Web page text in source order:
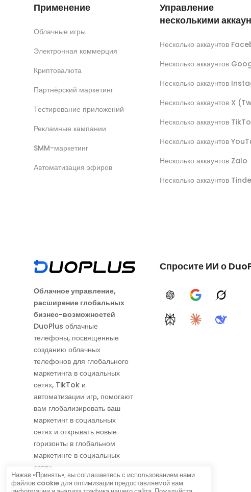
Применение
Облачные игры
Электронная коммерция
Криптовалюта
Партнёрский маркетинг
Тестирование приложений
Рекламные кампании
SMM-маркетинг
Автоматизация эфиров
Управление
несколькими
Несколько аккаунтов
Несколько аккаунтов
Несколько аккаунтов
Несколько аккаунтов X
Несколько аккаунтов
Несколько аккаунтов
Несколько аккаунтов Zalo
Несколько аккаунтов
Облачное управление,
расширение глобальных
бизнес-возможностей
DuoPlus облачные
телефоны, посвященные
созданию облачных
телефонов для глобального
маркетинга в социальных
сетях, TikTok и
автоматизации игр, помогают
вам глобализировать ваш
маркетинг в социальных
сетях и открывать новые
горизонты в глобальном
маркетинге в социальных
сетях.
Спросите ИИ о
ChatGPTGoogle AIGrok
PerplexityClaude
Нажав «Принять», вы соглашаетесь с использованием нами
файлов cookie для оптимизации предоставляемой вам